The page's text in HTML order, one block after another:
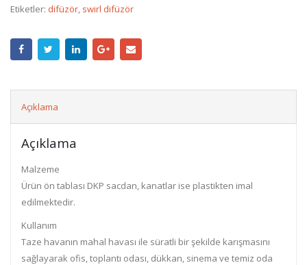
Etiketler: difüzör, swirl difüzör
Açıklama
Açıklama
Malzeme
Ürün ön tablası DKP sacdan, kanatlar ise plastikten imal
edilmektedir.
Kullanım
Taze havanın mahal havası ile süratli bir şekilde karışmasını
sağlayarak ofis, toplantı odası, dükkan, sinema ve temiz oda